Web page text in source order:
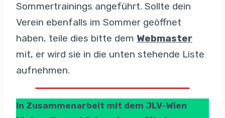
Sommertrainings angeführt. Sollte dein
Verein ebenfalls im Sommer geöffnet
haben, teile dies bitte dem Webmaster
mit, er wird sie in die unten stehende Liste
aufnehmen.
In Zusammenarbeit mit dem JLV-Wien